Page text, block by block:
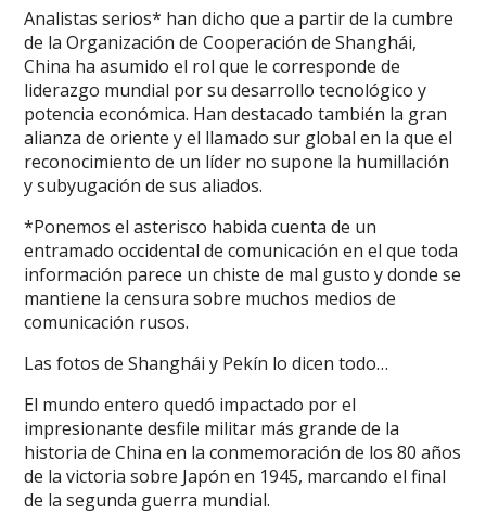
Analistas serios* han dicho que a partir de la cumbre
de la Organización de Cooperación de Shanghái,
China ha asumido el rol que le corresponde de
liderazgo mundial por su desarrollo tecnológico y
potencia económica. Han destacado también la gran
alianza de oriente y el llamado sur global en la que el
reconocimiento de un líder no supone la humillación
y subyugación de sus aliados.
*Ponemos el asterisco habida cuenta de un
entramado occidental de comunicación en el que toda
información parece un chiste de mal gusto y donde se
mantiene la censura sobre muchos medios de
comunicación rusos.
Las fotos de Shanghái y Pekín lo dicen todo…
El mundo entero quedó impactado por el
impresionante desfile militar más grande de la
historia de China en la conmemoración de los 80 años
de la victoria sobre Japón en 1945, marcando el final
de la segunda guerra mundial.